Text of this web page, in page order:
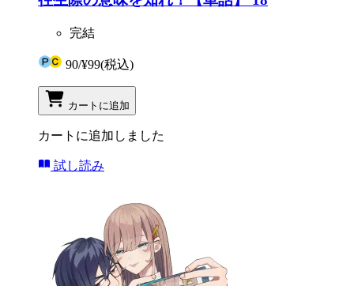
完結
90/¥99(税込)
カートに追加
カートに追加しました
試し読み